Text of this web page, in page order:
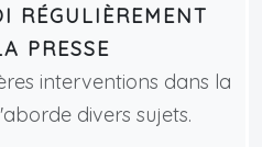
RÉGULIÈREMENT
PRESSE
interventions dans la
divers sujets.